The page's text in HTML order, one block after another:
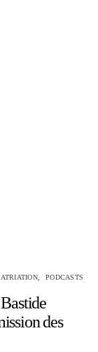
PODCASTS
des